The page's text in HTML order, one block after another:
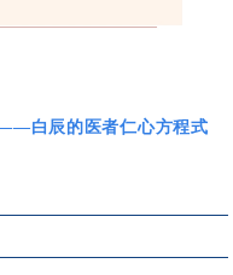
白辰的医者仁心方程式